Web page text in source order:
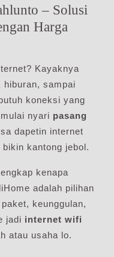
– Solusi
Harga
Kayaknya
hiburan, sampai
koneksi yang
nyari pasang
dapetin internet
kantong jebol.
kenapa
adalah pilihan
keunggulan,
jadi internet wifi
atau usaha lo.